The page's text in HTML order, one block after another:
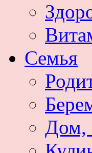
Семья
Дом,